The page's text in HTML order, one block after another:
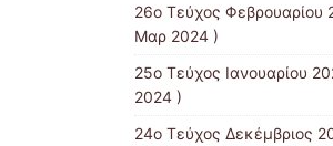
26ο Τεύχος Φεβρουαρίου
Μαρ 2024 )
25ο Τεύχος Ιανουαρίου
2024 )
24ο Τεύχος Δεκέμβριος